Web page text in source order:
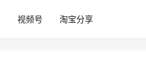
视频号 淘宝分享